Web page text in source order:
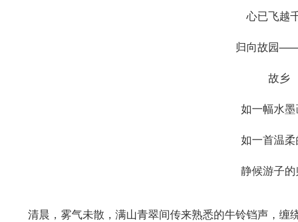
心已飞越
归向故园
故乡
如一幅水
如一首温
静候游子
清晨，雾气未散，满山青翠间传来熟悉的牛铃铛声，